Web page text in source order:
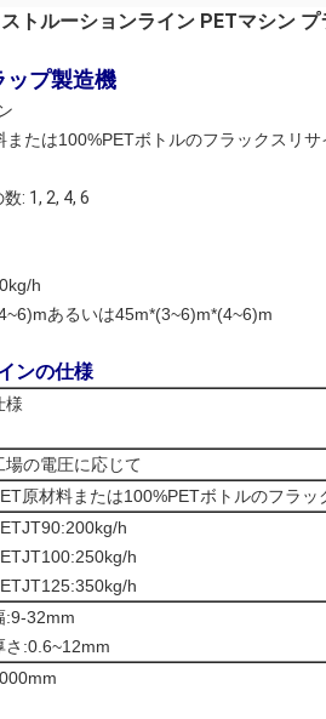
トルーションライン PETマシン
ップ製造機
または100%PETボトルのフラックスリサ
: 1, 2, 4, 6
h
あるいは45m*(3~6)m*(4~6)m
ンの仕様
様
場の電圧に応じて
原材料または100%PETボトルのフラッ
h
h
h
:9-32mm
さ:0.6~12mm